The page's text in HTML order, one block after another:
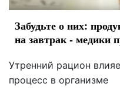
Забудьте о них:
на завтрак - медики
Утренний рацион
процесс в организме